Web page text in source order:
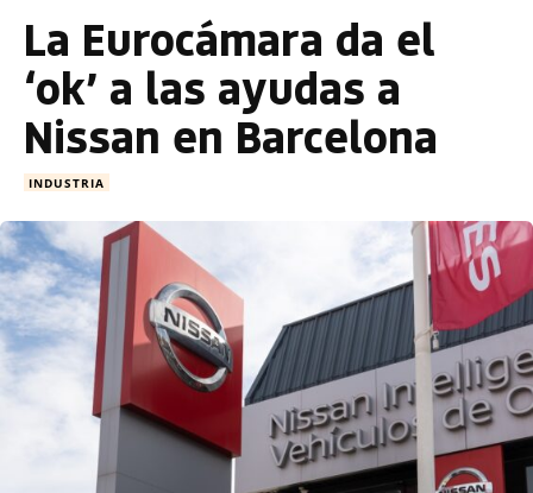
La Eurocámara da el
‘ok’ a las ayudas a
Nissan en Barcelona
INDUSTRIA